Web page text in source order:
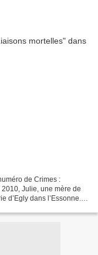
de Crimes :
Julie, une mère de
d’Egly dans l’Essonne.